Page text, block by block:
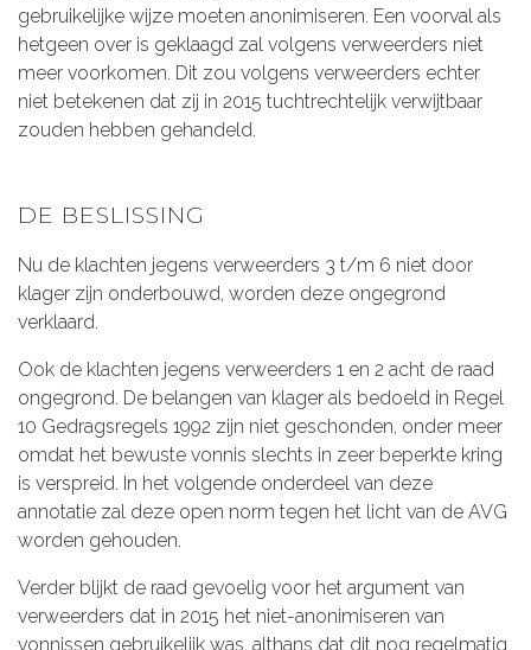
gebruikelijke wijze moeten anonimiseren. Een voorval als
hetgeen over is geklaagd zal volgens verweerders niet
meer voorkomen. Dit zou volgens verweerders echter
niet betekenen dat zij in 2015 tuchtrechtelijk verwijtbaar
zouden hebben gehandeld.
DE BESLISSING
Nu de klachten jegens verweerders 3 t/m 6 niet door
klager zijn onderbouwd, worden deze ongegrond
verklaard.
Ook de klachten jegens verweerders 1 en 2 acht de raad
ongegrond. De belangen van klager als bedoeld in Regel
10 Gedragsregels 1992 zijn niet geschonden, onder meer
omdat het bewuste vonnis slechts in zeer beperkte kring
is verspreid. In het volgende onderdeel van deze
annotatie zal deze open norm tegen het licht van de AVG
worden gehouden.
Verder blijkt de raad gevoelig voor het argument van
verweerders dat in 2015 het niet-anonimiseren van
vonnissen gebruikelijk was, althans dat dit nog regelmatig